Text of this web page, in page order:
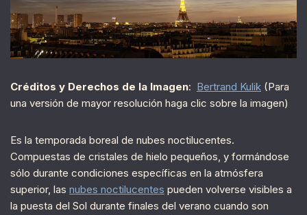
Créditos y Derechos de la Imagen: Bertrand Kulik (Para
una versión de mayor resolución haga clic sobre la imagen)
Es la temporada boreal de nubes noctilucentes.
Compuestas de cristales de hielo pequeños, y formándose
sólo durante condiciones específicas en la atmósfera
superior, las nubes noctilucentes pueden volverse visibles a
la puesta del Sol durante finales del verano cuando son